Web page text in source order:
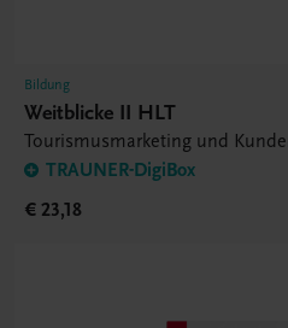
Bildung
Weitblicke II HLT
Tourismusmarketing und
TRAUNER-DigiBox
€ 23,18